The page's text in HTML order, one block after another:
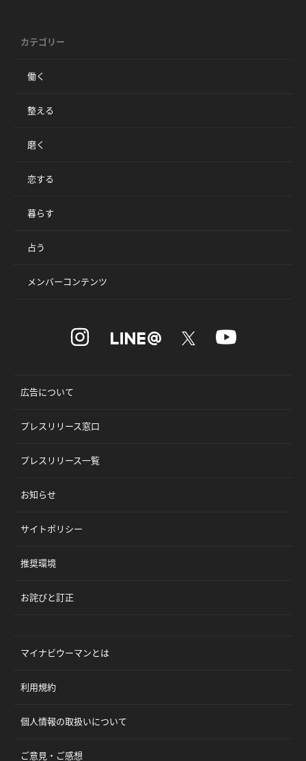
カテゴリー
働く
整える
磨く
恋する
暮らす
占う
メンバーコンテンツ
広告について
プレスリリース窓口
プレスリリース一覧
お知らせ
サイトポリシー
推奨環境
お詫びと訂正
マイナビウーマンとは
利用規約
個人情報の取扱いについて
ご意見・ご感想